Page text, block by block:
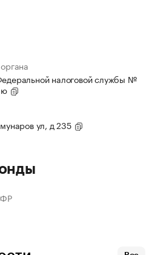
налоговой службы №
ул, д 235